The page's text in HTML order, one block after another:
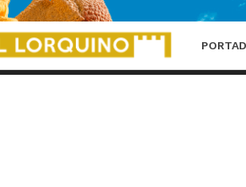
de Campillo
REDACCIÓN 6 AGOSTO, 2026